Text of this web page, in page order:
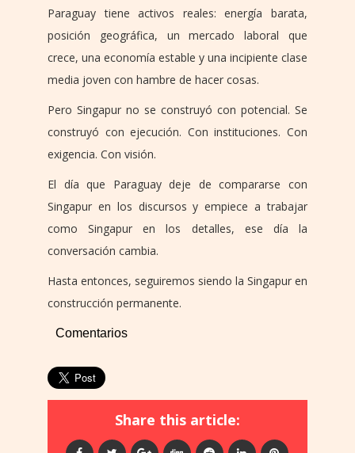
Paraguay tiene activos reales: energía barata,
posición geográfica, un mercado laboral que
crece, una economía estable y una incipiente clase
media joven con hambre de hacer cosas.
Pero Singapur no se construyó con potencial. Se
construyó con ejecución. Con instituciones. Con
exigencia. Con visión.
El día que Paraguay deje de compararse con
Singapur en los discursos y empiece a trabajar
como Singapur en los detalles, ese día la
conversación cambia.
Hasta entonces, seguiremos siendo la Singapur en
construcción permanente.
Comentarios
Share this article: